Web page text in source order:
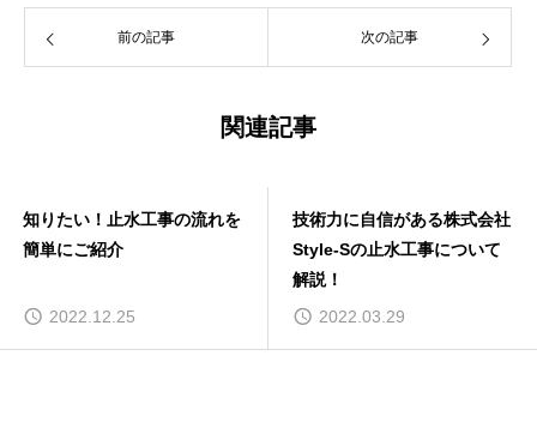
前の記事 次の記事
関連記事
知りたい！止水工事の流れを
簡単にご紹介
2022.12.25
技術力に自信がある株式会社
Style-Sの止水工事について
解説！
2022.03.29